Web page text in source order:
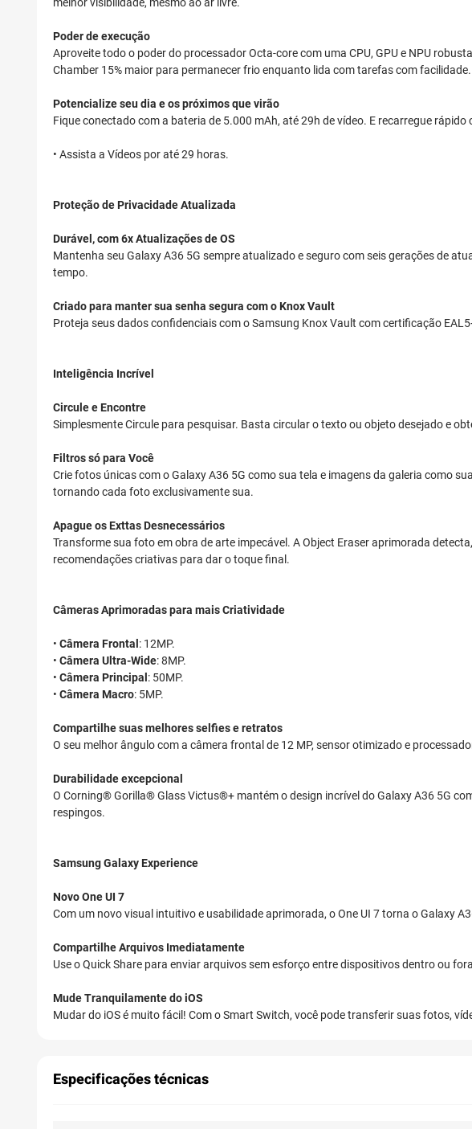
melhor visibilidade, mesmo ao ar livre.
Poder de execução
Aproveite todo o poder do processador Octa-core com uma CPU, GPU e NPU
Chamber 15% maior para permanecer frio enquanto lida com tarefas com facilidade.
Potencialize seu dia e os próximos que virão
Fique conectado com a bateria de 5.000 mAh, até 29h de vídeo. E recarregue rápido
• Assista a Vídeos por até 29 horas.
Proteção de Privacidade Atualizada
Durável, com 6x Atualizações de OS
Mantenha seu Galaxy A36 5G sempre atualizado e seguro com seis gerações de
tempo.
Criado para manter sua senha segura com o Knox Vault
Proteja seus dados confidenciais com o Samsung Knox Vault com certificação
Inteligência Incrível
Circule e Encontre
Simplesmente Circule para pesquisar. Basta circular o texto ou objeto desejado e
Filtros só para Você
Crie fotos únicas com o Galaxy A36 5G como sua tela e imagens da galeria como
tornando cada foto exclusivamente sua.
Apague os Exttas Desnecessários
Transforme sua foto em obra de arte impecável. A Object Eraser aprimorada
recomendações criativas para dar o toque final.
Câmeras Aprimoradas para mais Criatividade
• Câmera Frontal : 12MP.
• Câmera Ultra-Wide: 8MP.
• Câmera Principal : 50MP.
• Câmera Macro: 5MP.
Compartilhe suas melhores selfies e retratos
O seu melhor ângulo com a câmera frontal de 12 MP, sensor otimizado e
Durabilidade excepcional
O Corning® Gorilla® Glass Victus®+ mantém o design incrível do Galaxy A36 5G
respingos.
Samsung Galaxy Experience
Novo One UI 7
Com um novo visual intuitivo e usabilidade aprimorada, o One UI 7 torna o Galaxy
Compartilhe Arquivos Imediatamente
Use o Quick Share para enviar arquivos sem esforço entre dispositivos dentro ou
Mude Tranquilamente do iOS
Mudar do iOS é muito fácil! Com o Smart Switch, você pode transferir suas fotos,
Especificações técnicas